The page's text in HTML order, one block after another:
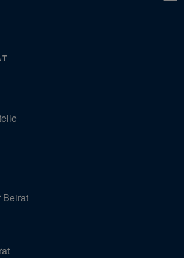
Beirat